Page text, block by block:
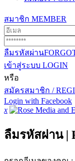
สมาชิก MEMBER
ลืมรหัสผ่าน
เข้าสู่ระบบ LOGIN
หรือ
สมัครสมาชิก /
Login with Facebook
x
ลืมรหัสผ่าน |